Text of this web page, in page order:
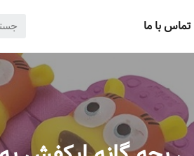
تماس با ما